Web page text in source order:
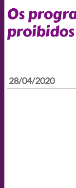
Os
28/04/2020